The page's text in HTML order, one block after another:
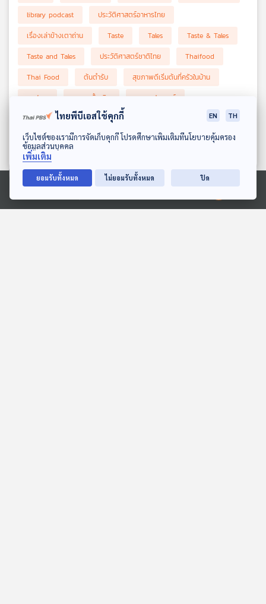
ดาวน์โหลด Thai PBS Podcast Application
Ⓒ 2020 องค์การกระจายเสียงและแพร่ภาพสาธารณะแห่งประเทศไทย
library podcast
ประวัติศาสตร์อาหารไทย
เรื่องเล่าข้างเตาถ่าน
Taste Tales
Taste & Tales
Taste and Tales
ประวัติศาสตร์ชาติไทย
Thaifood
Thai Food
ต้นตำรับ
สุขภาพดีเริ่มต้นที่ครัวในบ้าน
เชฟพล
อาหารดั้งเดิม
อาหารประยุกต์
Authentic Food
Fusion Food
เชฟพลตัณฑเสถียร
เสน่ห์อาหารต้นตำรับผสานศิลป์แห่งการประยุกต์
ไทยพีบีเอสใช้คุกกี้ EN TH
เว็บไซต์ของเรามีการจัดเก็บคุกกี้ โปรดศึกษาเพิ่มเติมที่นโยบายคุ้มครอง
ข้อมูลส่วนบุคคล
เพิ่มเติม
ยอมรับทั้งหมด ไม่ยอมรับทั้งหมด ปิด